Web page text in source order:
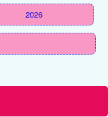
2026